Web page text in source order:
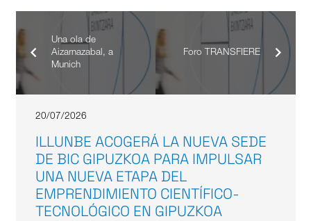
Una ola de
Aizarnazabal, a
Munich
Foro TRANSFIERE
20/07/2026
ILLUNBE ACOGERÁ LA NUEVA SEDE
DE BIC GIPUZKOA PARA IMPULSAR
UNA NUEVA ETAPA DEL
EMPRENDIMIENTO CIENTÍFICO-
TECNOLÓGICO EN GIPUZKOA